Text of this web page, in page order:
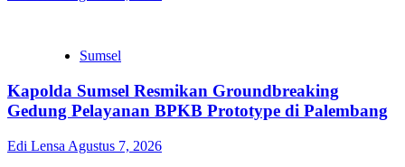
Sumsel
Kapolda Sumsel Resmikan Groundbreaking
Gedung Pelayanan BPKB Prototype di Palembang
Edi Lensa Agustus 7, 2026